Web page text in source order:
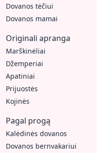
Dovanos tėčiui
Dovanos mamai
Originali apranga
Marškinėliai
Džemperiai
Apatiniai
Prijuostės
Kojinės
Pagal progą
Kalėdinės dovanos
Dovanos bernvakariui